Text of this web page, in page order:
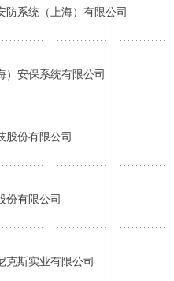
防系统（上海）有限公司
）安保系统有限公司
股份有限公司
份有限公司
克斯实业有限公司